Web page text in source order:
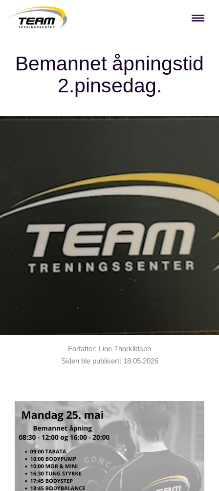
Bemannet åpningstid
2.pinsedag.
Forfatter: Line Thorkildsen
Siden ble publisert: 18.05.2026